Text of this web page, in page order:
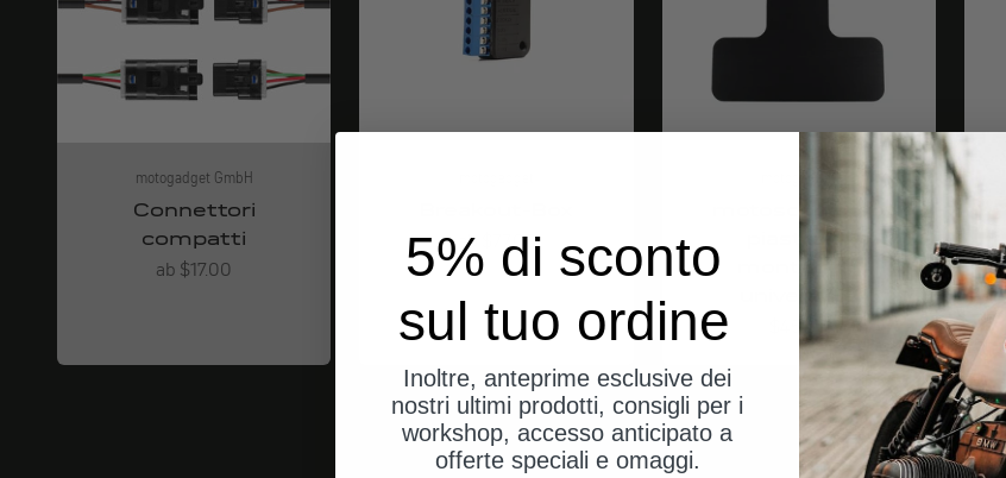
motogadget GmbH
Connettori
compatti
Angebot
ab $17.00
Angebot
ab $77.00
motoscope pro
piastra di
montaggio
Angebot
$45.00
5% di sconto
sul tuo ordine
Inoltre, anteprime esclusive dei
nostri ultimi prodotti, consigli per i
workshop, accesso anticipato a
offerte speciali e omaggi.